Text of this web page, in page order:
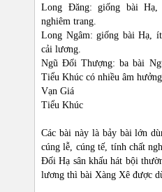
Long Đăng: giống bài
nghiêm trang.
Long Ngâm: giống bài Hạ,
cải lương.
Ngũ Đối Thượng: ba bài
Tiểu Khúc có nhiều âm
Vạn Giá
Tiểu Khúc
Các bài này là bảy bài lớn
cúng lễ, cúng tế, tính chất
Đối Hạ sân khấu hát bội
lương thì bài Xàng Xê được